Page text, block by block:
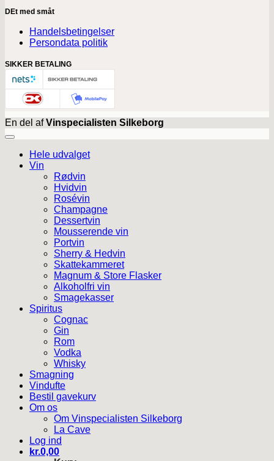
DEt med småt
Handelsbetingelser
Persondata politik
SIKKER BETALING
En del afVinspecialisten Silkeborg
Hele udvalget
Vin
Rødvin
Hvidvin
Rosévin
Champagne
Dessertvin
Mousserende vin
Portvin
Sherry & Hedvin
Skattekammeret
Magnum & Store Flasker
Alkoholfri vin
Smagekasser
Spiritus
Cognac
Gin
Rom
Vodka
Whisky
Smagning
Vindufte
Bestil gavekurv
Om os
Om Vinspecialisten Silkeborg
La Cave
Log ind
kr.0,00